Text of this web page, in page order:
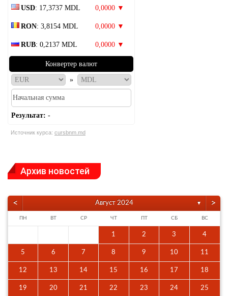
USD: 17,3737 MDL 0,0000 ▼
RON: 3,8154 MDL 0,0000 ▼
RUB: 0,2137 MDL 0,0000 ▼
Конвертер валют
»
Результат: -
Источник курса: cursbnm.md
Архив новостей
< Август 2024 ▼ >
ПН ВТ СР ЧТ ПТ СБ ВС
1 2 3 4
5 6 7 8 9 10 11
12 13 14 15 16 17 18
19 20 21 22 23 24 25